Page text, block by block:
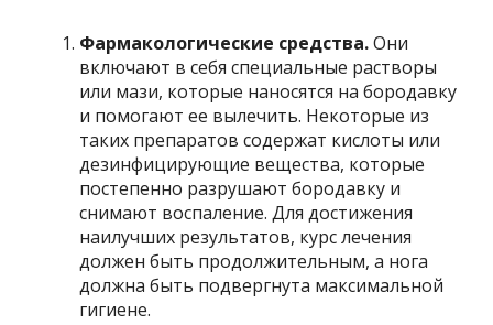
Фармакологические средства.Они
включают в себя специальные растворы
или мази, которые наносятся на бородавку
и помогают ее вылечить. Некоторые из
таких препаратов содержат кислоты или
дезинфицирующие вещества, которые
постепенно разрушают бородавку и
снимают воспаление. Для достижения
наилучших результатов, курс лечения
должен быть продолжительным, а нога
должна быть подвергнута максимальной
гигиене.